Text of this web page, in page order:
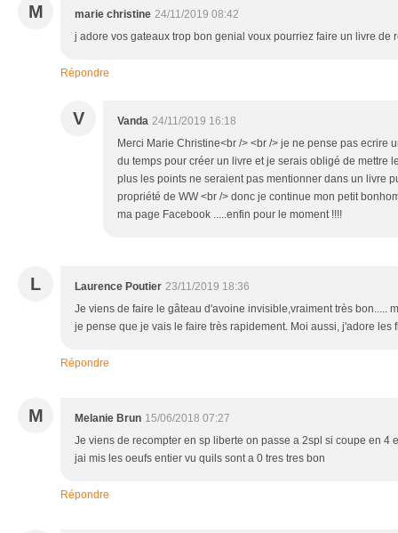
M marie christine 24/11/2019 08:42
j adore vos gateaux trop bon genial voux pourriez faire un livre de
Répondre
V Vanda 24/11/2019 16:18
Merci Marie Christine<br /> <br /> je ne pense pas ecrire
du temps pour créer un livre et je serais obligé de mettre
plus les points ne seraient pas mentionner dans un livre
propriété de WW <br /> donc je continue mon petit
ma page Facebook .....enfin pour le moment !!!!
L Laurence Poutier 23/11/2019 18:36
Je viens de faire le gâteau d'avoine invisible,vraiment très bon.....
je pense que je vais le faire très rapidement. Moi aussi, j'adore les
Répondre
M Melanie Brun 15/06/2018 07:27
Je viens de recompter en sp liberte on passe a 2spl si coupe en 4
jai mis les oeufs entier vu quils sont a 0 tres tres bon
Répondre